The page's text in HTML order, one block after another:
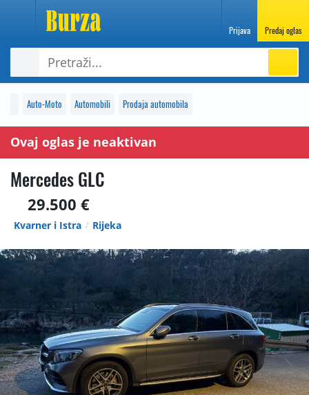
Prijava Predaj oglas
Auto-Moto Automobili Prodaja automobila
Ovaj oglas je neaktivan
Mercedes GLC
29.500 €
Kvarner i Istra Rijeka